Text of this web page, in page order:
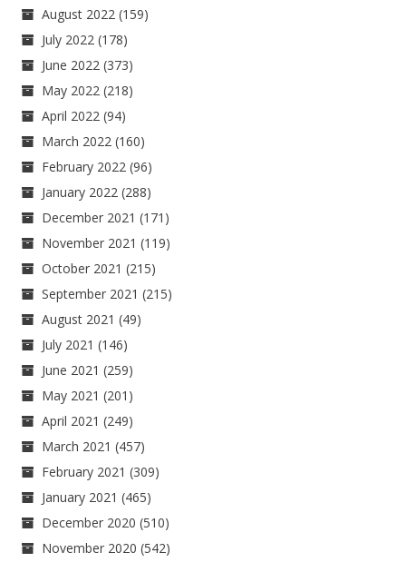
August 2022 (159)
July 2022 (178)
June 2022 (373)
May 2022 (218)
April 2022 (94)
March 2022 (160)
February 2022 (96)
January 2022 (288)
December 2021 (171)
November 2021 (119)
October 2021 (215)
September 2021 (215)
August 2021 (49)
July 2021 (146)
June 2021 (259)
May 2021 (201)
April 2021 (249)
March 2021 (457)
February 2021 (309)
January 2021 (465)
December 2020 (510)
November 2020 (542)